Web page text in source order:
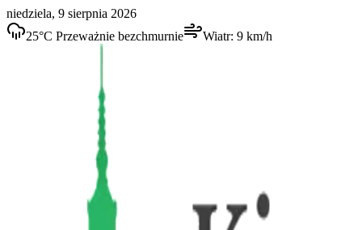
niedziela, 9 sierpnia 2026
25°C Przeważnie bezchmurnie Wiatr: 9 km/h